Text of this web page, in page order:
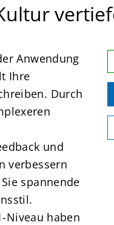
Anwendung
Ihre
Durch
und
verbessern
spannende
Niveau haben